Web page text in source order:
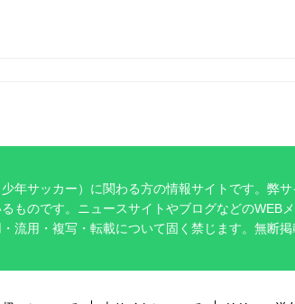
年サッカー）に関わる方の情報サイトです。弊
ものです。ニュースサイトやブログなどのWEB
流用・複写・転載について固く禁じます。無断